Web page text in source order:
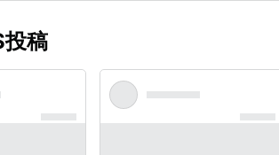
稿